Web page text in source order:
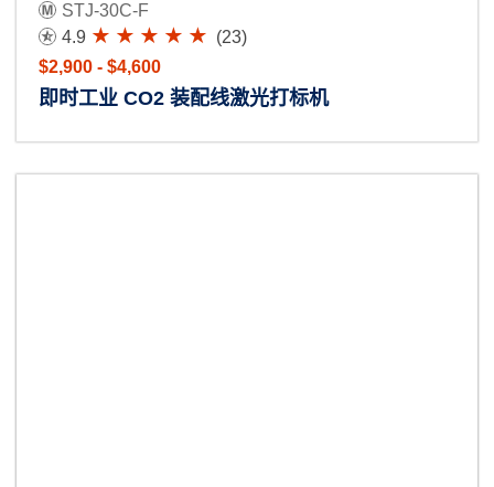
STJ-30C-F
4.9
(23)
$2,900 - $4,600
即时工业 CO2 装配线激光打标机